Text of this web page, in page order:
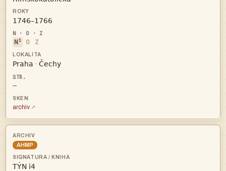

Ni O Z
 · 
—
archiv
AHMP
